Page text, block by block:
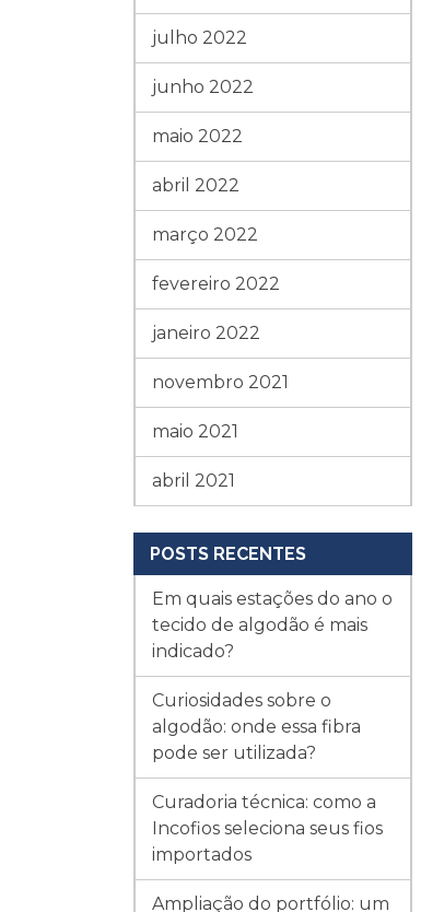
julho 2022
junho 2022
maio 2022
abril 2022
março 2022
fevereiro 2022
janeiro 2022
novembro 2021
maio 2021
abril 2021
POSTS RECENTES
Em quais estações do ano o
tecido de algodão é mais
indicado?
Curiosidades sobre o
algodão: onde essa fibra
pode ser utilizada?
Curadoria técnica: como a
Incofios seleciona seus fios
importados
Ampliação do portfólio: um